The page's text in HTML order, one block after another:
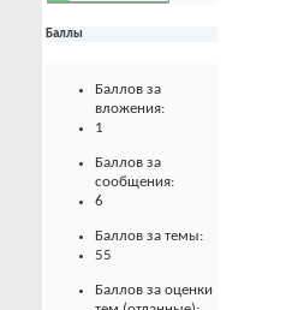
Баллы
Баллов за
вложения:
1
Баллов за
сообщения:
6
Баллов за темы:
55
Баллов за оценки